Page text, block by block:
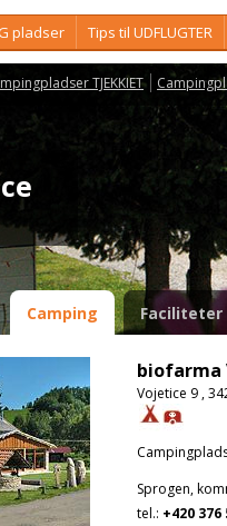
pladser Tips til UDFLUGTER
TJEKKIET
Camping Faciliteter
biofarma
Vojetice 9 ,
Sprogen,
tel.: +420 376